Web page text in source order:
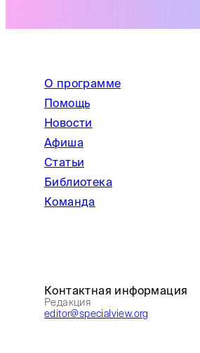
О программе
Помощь
Новости
Афиша
Статьи
Библиотека
Команда
Контактная информация
Редакция
editor@specialview.org